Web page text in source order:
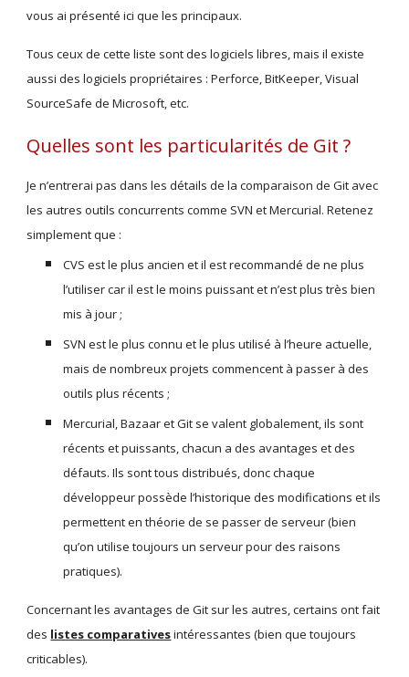
vous ai présenté ici que les principaux.
Tous ceux de cette liste sont des logiciels libres, mais il existe
aussi des logiciels propriétaires : Perforce, BitKeeper, Visual
SourceSafe de Microsoft, etc.
Quelles sont les particularités de Git ?
Je n’entrerai pas dans les détails de la comparaison de Git avec
les autres outils concurrents comme SVN et Mercurial. Retenez
simplement que :
CVS est le plus ancien et il est recommandé de ne plus
l’utiliser car il est le moins puissant et n’est plus très bien
mis à jour ;
SVN est le plus connu et le plus utilisé à l’heure actuelle,
mais de nombreux projets commencent à passer à des
outils plus récents ;
Mercurial, Bazaar et Git se valent globalement, ils sont
récents et puissants, chacun a des avantages et des
défauts. Ils sont tous distribués, donc chaque
développeur possède l’historique des modifications et ils
permettent en théorie de se passer de serveur (bien
qu’on utilise toujours un serveur pour des raisons
pratiques).
Concernant les avantages de Git sur les autres, certains ont fait
des listes comparatives intéressantes (bien que toujours
criticables).